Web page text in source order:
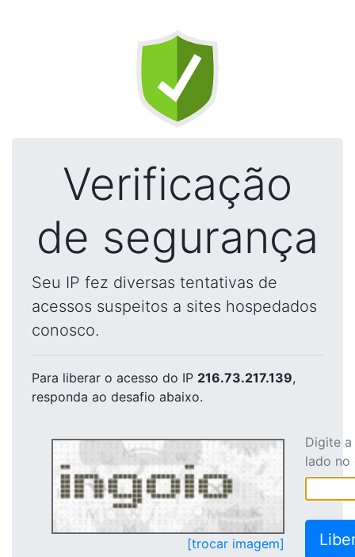
Verificação
de segurança
Seu IP fez diversas tentativas de
acessos suspeitos a sites hospedados
conosco.
Para liberar o acesso do IP 216.73.217.139,
responda ao desafio abaixo.
[trocar imagem]
Digite
lado no